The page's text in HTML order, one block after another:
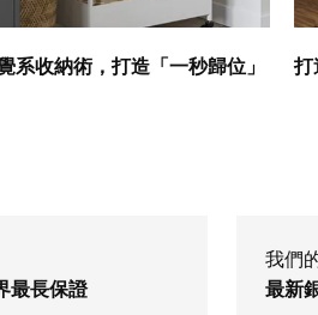
系收納術，打造「一秒歸位」
打
最長保證
我們
最新